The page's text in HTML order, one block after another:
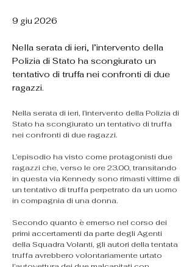
9 giu 2026
Nella serata di ieri, l’intervento della
Polizia di Stato ha scongiurato un
tentativo di truffa nei confronti di due
ragazzi.
Nella serata di ieri, l’intervento della Polizia di
Stato ha scongiurato un tentativo di truffa
nei confronti di due ragazzi.
L’episodio ha visto come protagonisti due
ragazzi che, verso le ore 23.00, transitando
in questa via Kennedy sono rimasti vittime di
un tentativo di truffa perpetrato da un uomo
in compagnia di una donna.
Secondo quanto è emerso nel corso dei
primi accertamenti da parte degli Agenti
della Squadra Volanti, gli autori della tentata
truffa avrebbero volontariamente urtato